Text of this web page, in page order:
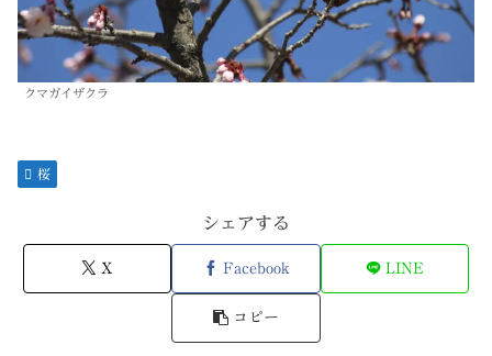
クマガイザクラ
桜
シェアする
X Facebook LINE
コピー